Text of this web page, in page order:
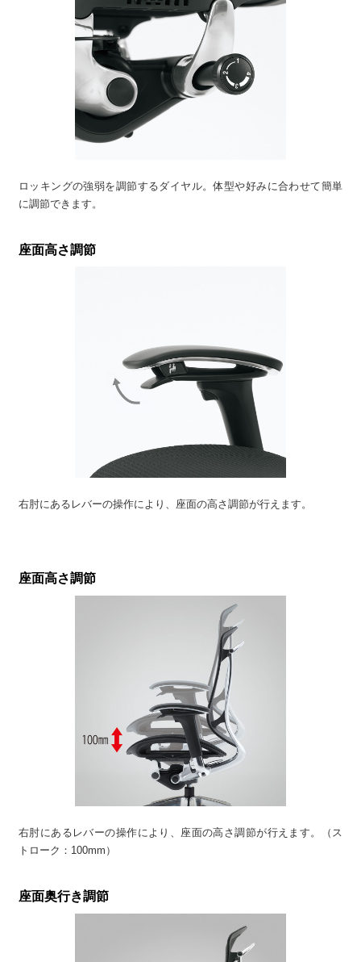
ロッキングの強弱を調節するダイヤル。体型や好みに合わせて簡単
に調節できます。
座面高さ調節
右肘にあるレバーの操作により、座面の高さ調節が行えます。
座面高さ調節
右肘にあるレバーの操作により、座面の高さ調節が行えます。（ス
トローク：100mm）
座面奥行き調節